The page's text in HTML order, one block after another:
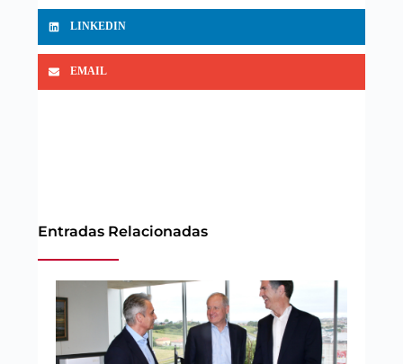
LINKEDIN
EMAIL
Entradas Relacionadas